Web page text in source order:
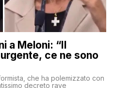
a Meloni: “Il
ce ne sono
che ha polemizzato con
decreto rave